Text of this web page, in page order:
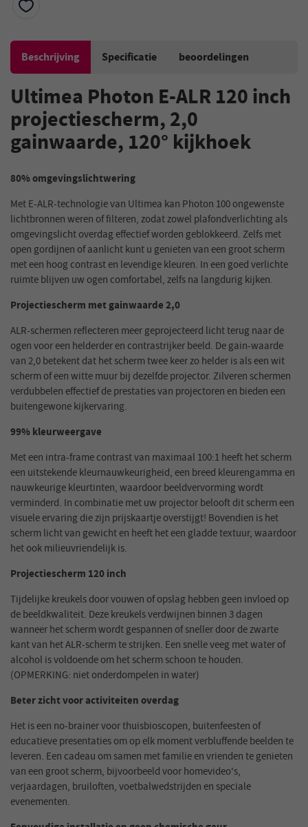
Beschrijving Specificatie beoordelingen
Ultimea Photon E-ALR 120 inch
projectiescherm, 2,0
gainwaarde, 120° kijkhoek
80% omgevingslichtwering
Met E-ALR-technologie van Ultimea kan Photon 100 ongewenste
lichtbronnen weren of filteren, zodat zowel plafondverlichting als
omgevingslicht overdag effectief worden geblokkeerd. Zelfs met
open gordijnen of aanlicht kunt u genieten van een groot scherm
met een hoog contrast en levendige kleuren. In een goed verlichte
ruimte blijven uw ogen comfortabel, zelfs na langdurig kijken.
Projectiescherm met gainwaarde 2,0
ALR-schermen reflecteren meer geprojecteerd licht terug naar de
ogen voor een helderder en contrastrijker beeld. De gain-waarde
van 2,0 betekent dat het scherm twee keer zo helder is als een wit
scherm of een witte muur bij dezelfde projector. Zilveren schermen
verdubbelen effectief de prestaties van projectoren en bieden een
buitengewone kijkervaring.
99% kleurweergave
Met een intra-frame contrast van maximaal 100:1 heeft het scherm
een uitstekende kleurnauwkeurigheid, een breed kleurengamma en
nauwkeurige kleurtinten, waardoor beeldvervorming wordt
verminderd. In combinatie met uw projector belooft dit scherm een
visuele ervaring die zijn prijskaartje overstijgt! Bovendien is het
scherm licht van gewicht en heeft het een gladde textuur, waardoor
het ook milieuvriendelijk is.
Projectiescherm 120 inch
Tijdelijke kreukels door vouwen of opslag hebben geen invloed op
de beeldkwaliteit. Deze kreukels verdwijnen binnen 3 dagen
wanneer het scherm wordt gespannen of sneller door de zwarte
kant van het ALR-scherm te strijken. Een snelle veeg met water of
alcohol is voldoende om het scherm schoon te houden.
(OPMERKING: niet onderdompelen in water)
Beter zicht voor activiteiten overdag
Het is een no-brainer voor thuisbioscopen, buitenfeesten of
educatieve presentaties om op elk moment verbluffende beelden te
leveren. Een cadeau om samen met familie en vrienden te genieten
van een groot scherm, bijvoorbeeld voor homevideo's,
verjaardagen, bruiloften, voetbalwedstrijden en speciale
evenementen.